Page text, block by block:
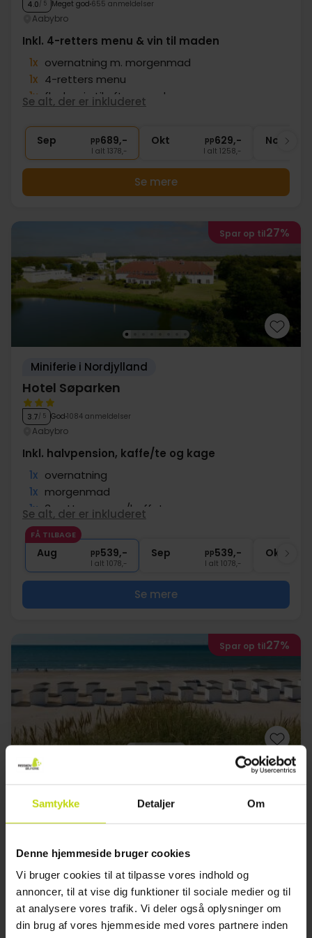
Samtykke Detaljer Om
Denne hjemmeside bruger cookies
Vi bruger cookies til at tilpasse vores indhold og
annoncer, til at vise dig funktioner til sociale medier og til
at analysere vores trafik. Vi deler også oplysninger om
din brug af vores hjemmeside med vores partnere inden
4.0/ 5 Meget god 655 anmeldelser
Aabybro
Inkl. 4-retters menu & vin til maden
1x overnatning m. morgenmad
1x 4-retters menu
1x flaske vin til aftensmaden
∞ Gratis parkering
Se alt, der er inkluderet
Sep pp689,-
I alt 1378,-
Okt pp629,-
I alt 1258,-
Nov
Se mere
Spar op til27%
Miniferie i Nordjylland
Hotel Søparken
3.7/ 5 God 1084 anmeldelser
Aabybro
Inkl. halvpension, kaffe/te og kage
1x overnatning
1x morgenmad
1x 3-retters menu/buffet
1x kaffe/te og kage på ankomstdagen
∞ Gratis parkering og internet
Se alt, der er inkluderet
FÅ TILBAGE
Aug pp539,-
I alt 1078,-
Sep pp539,-
I alt 1078,-
Okt
Se mere
Spar op til27%
Fårup Skovhus
1x overnatning
1x continental morgenmad
1x 2-retters menu/buffet
Se alt, der er inkluderet